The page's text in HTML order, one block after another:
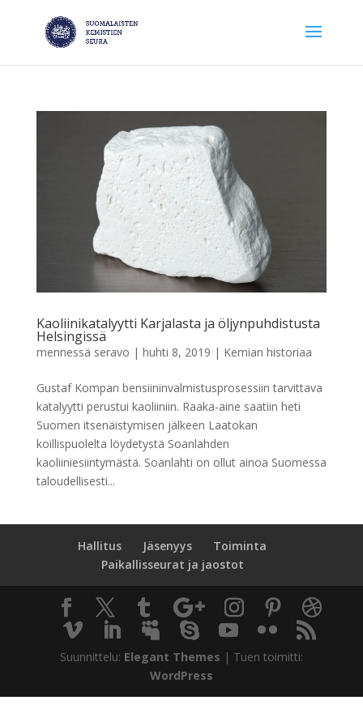
Kaoliinikatalyytti Karjalasta ja öljynpuhdistusta
Helsingissä
mennessä seravo | huhti 8, 2019 | Kemian historiaa
Gustaf Kompan bensiininvalmistusprosessiin tarvittava
katalyytti perustui kaoliiniin. Raaka-aine saatiin heti
Suomen itsenäistymisen jälkeen Laatokan
koillispuolelta löydetystä Soanlahden
kaoliiniesiintymästä. Soanlahti on ollut ainoa Suomessa
taloudellisesti...
Hallitus Jäsenyys
Toiminta
Paikallisseurat ja jaostot
Suunnittelu: Elegant Themes | Tuen toimitti:
WordPress